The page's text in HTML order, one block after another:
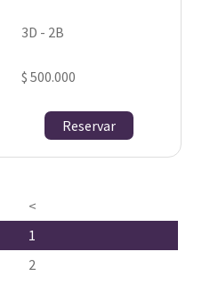
3D - 2B
$ 500.000
Reservar
<
1
2